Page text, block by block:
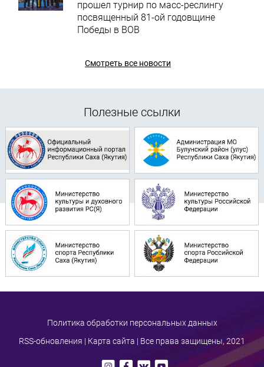
прошел турнир по масс-реслингу
посвященный 81-ой годовщине
Победы в ВОВ
Смотреть все новости
Полезные ссылки
Политика обработки персональных данных
RSS-обновления | Карта сайта | Все права защищены, 2021